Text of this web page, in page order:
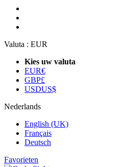
Valuta : EUR
Kies uw valuta
EUR€
GBP£
USDUS$
Nederlands
English (UK)
Français
Deutsch
Favorieten